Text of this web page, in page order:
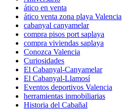
ático en venta
ático venta zona playa Valencia
cabanyal canyamelar
compra pisos port saplaya
compra viviendas saplaya
Conozca Valencia
Curiosidades
El Cabanyal-Canyamelar
El Cabanyal-Llamosí
Eventos deportivos Valencia
herramientas inmobiliarias
Historia del Cabañal